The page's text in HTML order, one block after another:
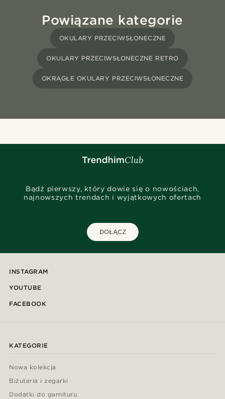
Powiązane kategorie
OKULARY PRZECIWSŁONECZNE
OKULARY PRZECIWSŁONECZNE RETRO
OKRĄGŁE OKULARY PRZECIWSŁONECZNE
Bądź pierwszy, który dowie się o nowościach,
najnowszych trendach i wyjątkowych ofertach
DOŁĄCZ
INSTAGRAM
YOUTUBE
FACEBOOK
KATEGORIE
Nowa kolekcja
Biżuteria i zegarki
Dodatki do garnituru